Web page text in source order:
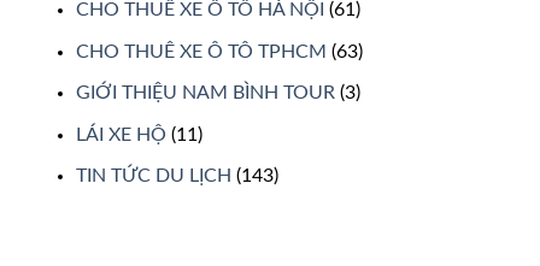
CHO THUÊ XE Ô TÔ HÀ NỘI (61)
CHO THUÊ XE Ô TÔ TPHCM (63)
GIỚI THIỆU NAM BÌNH TOUR (3)
LÁI XE HỘ (11)
TIN TỨC DU LỊCH (143)